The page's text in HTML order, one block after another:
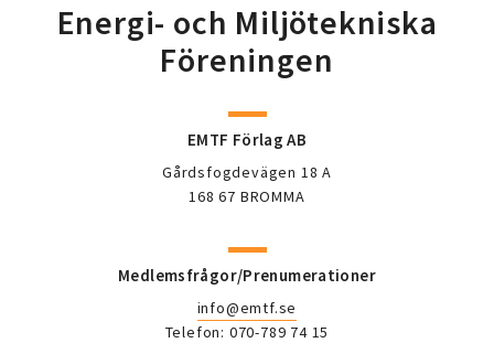
Energi- och Miljötekniska
Föreningen
EMTF Förlag AB
Gårdsfogdevägen 18 A
168 67 BROMMA
Medlemsfrågor/Prenumerationer
info@emtf.se
Telefon: 070-789 74 15